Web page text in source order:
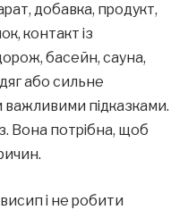
добавка, продукт,
контакт із
басейн, сауна,
або сильне
підказками.
Вона потрібна, щоб
і не робити